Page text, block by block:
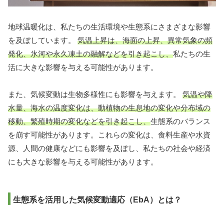
地球温暖化は、私たちの生活環境や生態系にさまざまな影響
を及ぼしています。 気温上昇は、海面の上昇、異常気象の頻
発化、氷河や永久凍土の融解などを引き起こし、私たちの生
活に大きな影響を与える可能性があります。
また、気候変動は生物多様性にも影響を与えます。 気温や降
水量、海水の温度変化は、動植物の生息地の変化や分布域の
移動、繁殖時期の変化などを引き起こし、生態系のバランス
を崩す可能性があります。これらの変化は、食料生産や水資
源、人間の健康などにも影響を及ぼし、私たちの社会や経済
にも大きな影響を与える可能性があります。
生態系を活用した気候変動適応（EbA）とは？